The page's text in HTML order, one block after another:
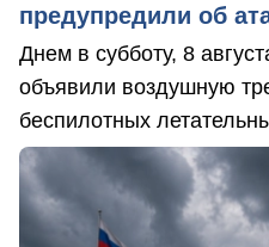
предупредили об
Днем в субботу, 8
объявили воздушную
беспилотных